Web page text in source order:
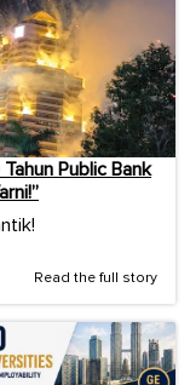
Public Bank
Read the full story